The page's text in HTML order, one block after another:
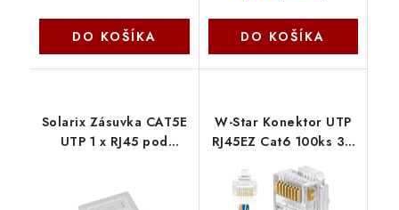
DO KOŠÍKA DO KOŠÍKA
Solarix Zásuvka CAT5E
UTP 1 x RJ45 pod
W-Star Konektor UTP
RJ45EZ Cat6 100ks 3U
through drôt licna
RJ45EZC6S